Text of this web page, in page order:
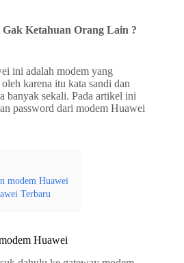
Ketahuan Orang Lain ?
ini adalah modem yang
karena itu kata sandi dan
banyak sekali. Pada artikel ini
password dari modem Huawei
modem Huawei
Terbaru
Huawei